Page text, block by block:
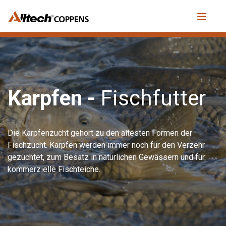
Karpfen -Fischfutter
Die Karpfenzucht gehört zu den ältesten Formen der
Fischzucht. Karpfen werden immer noch für den Verzehr
gezüchtet, zum Besatz in natürlichen Gewässern und für
kommerzielle Fischteiche.